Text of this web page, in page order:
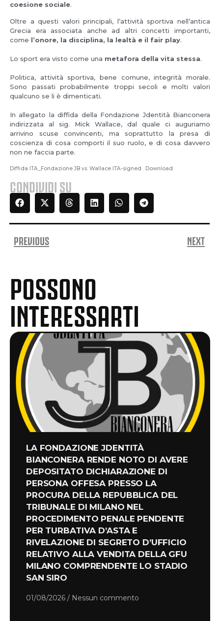
coesione sociale.
Oltre a questi valori principali, l’attività sportiva nell’antica
Grecia era associata anche ad altri concetti importanti,
come l’onore, la disciplina, la lealtà e il fair play.
Lo sport era visto come una metafora della vita stessa.
Politica, attività sportiva, bene comune, integrità morale.
Sono passati probabilmente troppi secoli e molti valori
qualcuno se li è dimenticati.
In allegato la diffida della Fondazione Jdentità Bianconera
indirizzata al sig. Mick Wallace, dal quale ci auguriamo
arrivino scuse convincenti, ma soprattutto la presa di
coscienza di cosa comporti il suo ruolo, e di cosa davvero
non ne faccia parte.
Diffida ITA_Fondazione JB vs. Wallace ITA-signed Download
CONDIVIDI SU
PREVIOUS NEXT
POSSONO
INTERESSARTI
LA FONDAZIONE JDENTITÀ
BIANCONERA RENDE NOTO DI AVERE
DEPOSITATO DICHIARAZIONE DI
PERSONA OFFESA PRESSO LA
PROCURA DELLA REPUBBLICA DEL
TRIBUNALE DI MILANO NEL
PROCEDIMENTO PENALE PENDENTE
PER TURBATIVA D’ASTA E
RIVELAZIONE DI SEGRETO D’UFFICIO
RELATIVO ALLA VENDITA DELLA GFU
MILANO COMPRENDENTE LO STADIO
SAN SIRO
01/08/2026 Nessun commento